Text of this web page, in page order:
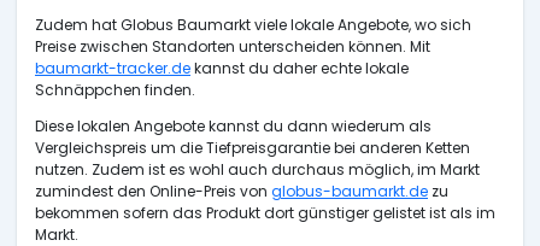
Zudem hat Globus Baumarkt viele lokale Angebote, wo sich
Preise zwischen Standorten unterscheiden können. Mit
baumarkt-tracker.dekannst du daher echte lokale
Schnäppchen finden.
Diese lokalen Angebote kannst du dann wiederum als
Vergleichspreis um die Tiefpreisgarantie bei anderen Ketten
nutzen. Zudem ist es wohl auch durchaus möglich, im Markt
zumindest den Online-Preis von globus-baumarkt.de zu
bekommen sofern das Produkt dort günstiger gelistet ist als im
Markt.